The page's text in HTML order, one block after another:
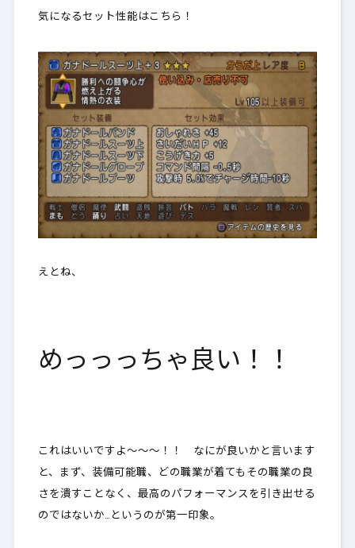
気になるセット性能はこちら！
えとね、
めっっっちゃ良い！！
これはいいですよ～～～！！ なにが良いかと言います
と、まず、装備可能職、どの職業が着てもその職業の良
さを潰すことなく、最高のパフォーマンスを引き出せる
のではないか…というのが第一印象。